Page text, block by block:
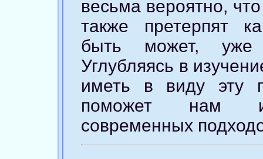
весьма вероятно,
также претерпят
быть может,
Углубляясь в
иметь в виду эту
поможет нам
современных